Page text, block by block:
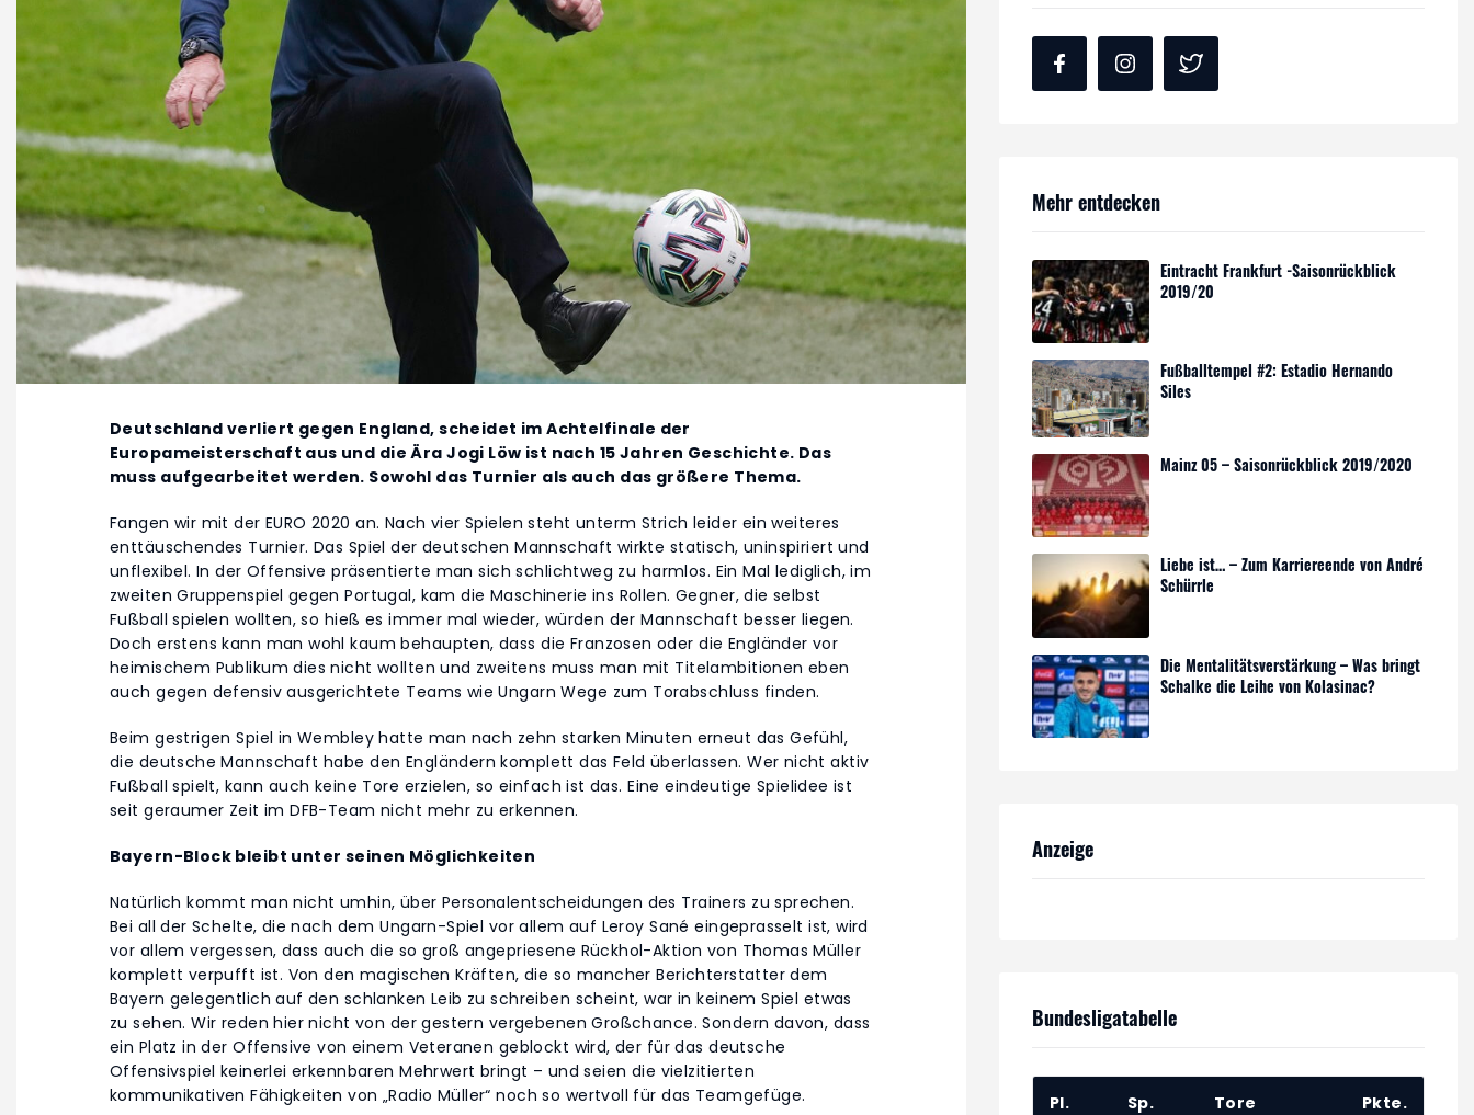
Deutschland verliert gegen England, scheidet im Achtelfinale der
Europameisterschaft aus und die Ära Jogi Löw ist nach 15 Jahren Geschichte. Das
muss aufgearbeitet werden. Sowohl das Turnier als auch das größere Thema.
Fangen wir mit der EURO 2020 an. Nach vier Spielen steht unterm Strich leider ein weiteres
enttäuschendes Turnier. Das Spiel der deutschen Mannschaft wirkte statisch, uninspiriert und
unflexibel. In der Offensive präsentierte man sich schlichtweg zu harmlos. Ein Mal lediglich, im
zweiten Gruppenspiel gegen Portugal, kam die Maschinerie ins Rollen. Gegner, die selbst
Fußball spielen wollten, so hieß es immer mal wieder, würden der Mannschaft besser liegen.
Doch erstens kann man wohl kaum behaupten, dass die Franzosen oder die Engländer vor
heimischem Publikum dies nicht wollten und zweitens muss man mit Titelambitionen eben
auch gegen defensiv ausgerichtete Teams wie Ungarn Wege zum Torabschluss finden.
Beim gestrigen Spiel in Wembley hatte man nach zehn starken Minuten erneut das Gefühl,
die deutsche Mannschaft habe den Engländern komplett das Feld überlassen. Wer nicht aktiv
Fußball spielt, kann auch keine Tore erzielen, so einfach ist das. Eine eindeutige Spielidee ist
seit geraumer Zeit im DFB-Team nicht mehr zu erkennen.
Bayern-Block bleibt unter seinen Möglichkeiten
Natürlich kommt man nicht umhin, über Personalentscheidungen des Trainers zu sprechen.
Bei all der Schelte, die nach dem Ungarn-Spiel vor allem auf Leroy Sané eingeprasselt ist, wird
vor allem vergessen, dass auch die so groß angepriesene Rückhol-Aktion von Thomas Müller
komplett verpufft ist. Von den magischen Kräften, die so mancher Berichterstatter dem
Bayern gelegentlich auf den schlanken Leib zu schreiben scheint, war in keinem Spiel etwas
zu sehen. Wir reden hier nicht von der gestern vergebenen Großchance. Sondern davon, dass
ein Platz in der Offensive von einem Veteranen geblockt wird, der für das deutsche
Offensivspiel keinerlei erkennbaren Mehrwert bringt – und seien die vielzitierten
kommunikativen Fähigkeiten von „Radio Müller“ noch so wertvoll für das Teamgefüge.
Mehr entdecken
Eintracht Frankfurt -Saisonrückblick
2019/20
Fußballtempel #2: Estadio Hernando
Siles
Mainz 05 – Saisonrückblick 2019/2020
Liebe ist… – Zum Karriereende von André
Schürrle
Die Mentalitätsverstärkung – Was bringt
Schalke die Leihe von Kolasinac?
Anzeige
Bundesligatabelle
Pl. Sp. Tore Pkte.